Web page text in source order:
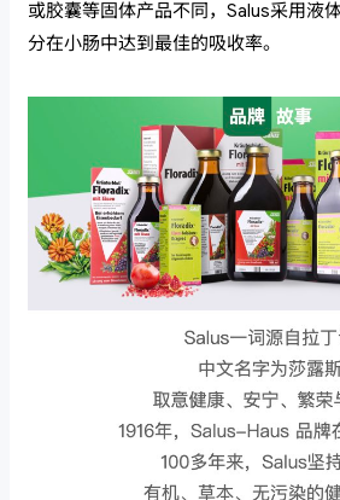
或胶囊等固体产品不同，Salus采用液
分在小肠中达到最佳的吸收率。